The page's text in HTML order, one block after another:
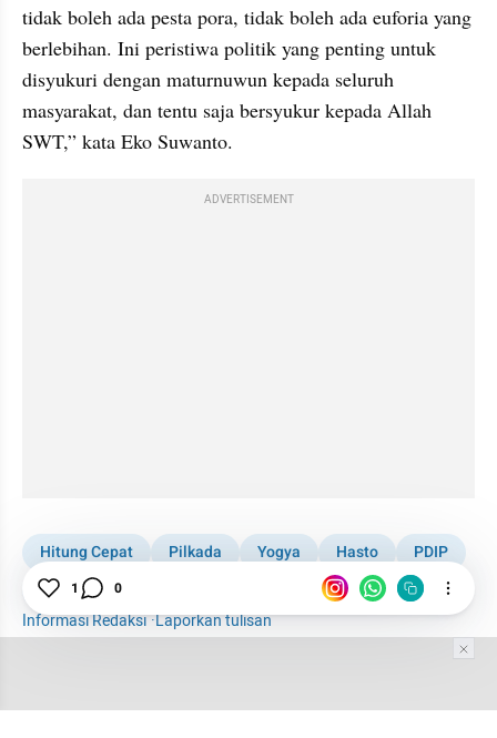
tidak boleh ada pesta pora, tidak boleh ada euforia yang
berlebihan. Ini peristiwa politik yang penting untuk
disyukuri dengan maturnuwun kepada seluruh
masyarakat, dan tentu saja bersyukur kepada Allah
SWT,” kata Eko Suwanto.
ADVERTISEMENT
Hitung Cepat Pilkada Yogya Hasto
PDIP
Yogyakarta
Informasi Redaksi·Laporkan tulisan
1 0